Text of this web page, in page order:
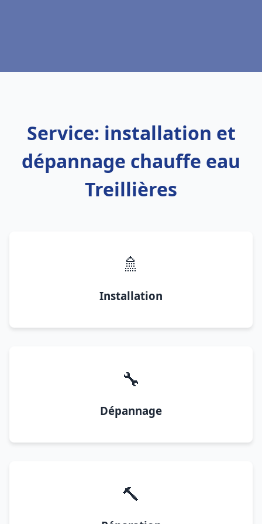
Service: installation et
dépannage chauffe eau
Treillières
🚿
Installation
🔧
Dépannage
🔨